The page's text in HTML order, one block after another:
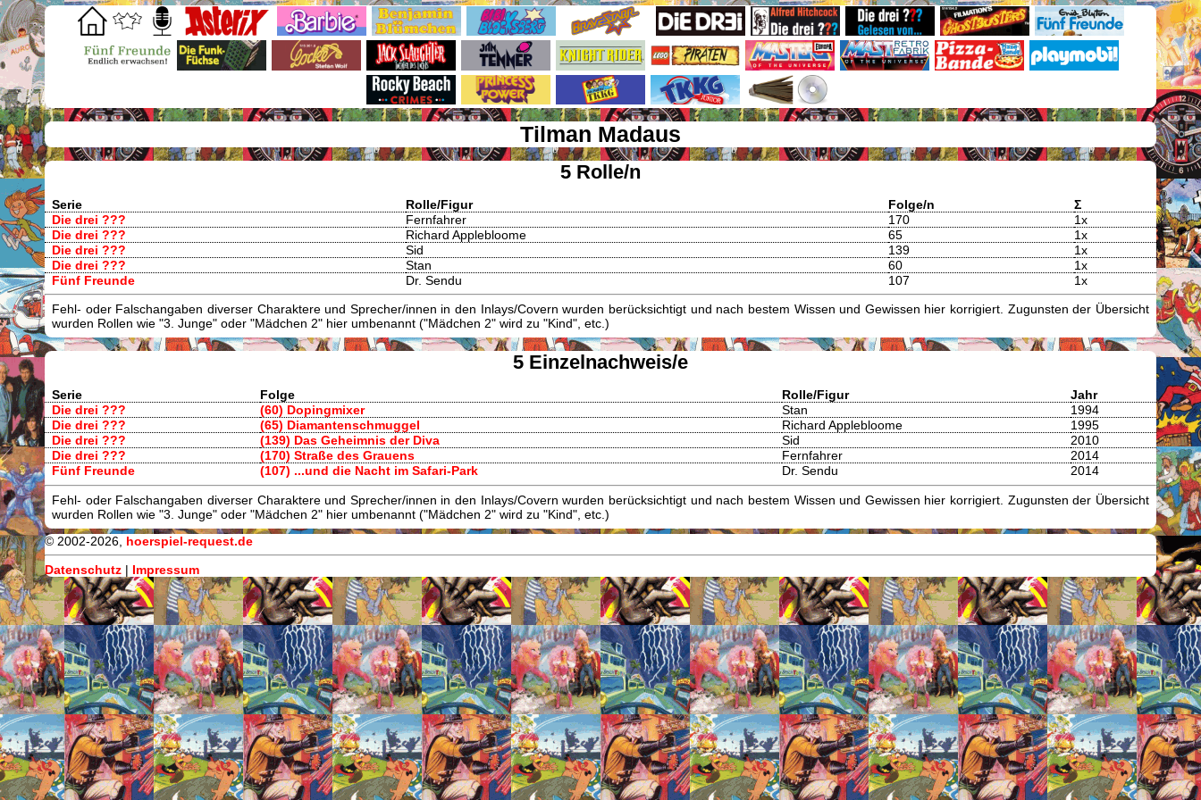
Tilman Madaus
5 Rolle/n
Serie Rolle/Figur Folge/n
Σ
Die drei ???
Fernfahrer 170
1x
Die drei ???
Richard Applebloome 65
1x
Die drei ???
Sid 139
1x
Die drei ???
Stan 60
1x
Fünf Freunde
Dr. Sendu 107 1x
Fehl- oder Falschangaben diverser Charaktere und Sprecher/innen in den Inlays/Covern wurden berücksichtigt und nach bestem Wissen und Gewissen hier korrigiert. Zugunsten der Übersicht
wurden Rollen wie "3. Junge" oder "Mädchen 2" hier umbenannt ("Mädchen 2" wird zu "Kind", etc.)
5 Einzelnachweis/e
Serie Folge Rolle/Figur
Jahr
Die drei ???
(60) Dopingmixer Stan
1994
Die drei ???
(65) Diamantenschmuggel Richard Applebloome
1995
Die drei ???
(139) Das Geheimnis der Diva Sid
2010
Die drei ???
(170) Straße des Grauens Fernfahrer
2014
Fünf Freunde
(107) ...und die Nacht im Safari-Park Dr. Sendu 2014
Fehl- oder Falschangaben diverser Charaktere und Sprecher/innen in den Inlays/Covern wurden berücksichtigt und nach bestem Wissen und Gewissen hier korrigiert. Zugunsten der Übersicht
wurden Rollen wie "3. Junge" oder "Mädchen 2" hier umbenannt ("Mädchen 2" wird zu "Kind", etc.)
© 2002-2026, hoerspiel-request.de
Datenschutz | Impressum